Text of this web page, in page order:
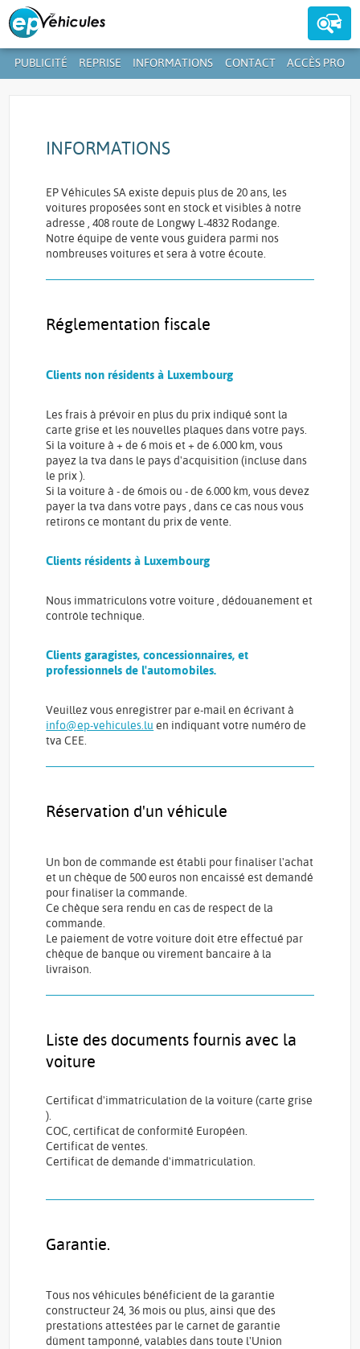
Contactez-nous au
PUBLICITÉ REPRISE INFORMATIONS CONTACT ACCÈS PRO
INFORMATIONS
EP Véhicules SA existe depuis plus de 20 ans, les
voitures proposées sont en stock et visibles à notre
adresse , 408 route de Longwy L-4832 Rodange.
Notre équipe de vente vous guidera parmi nos
nombreuses voitures et sera à votre écoute.
Réglementation fiscale
Clients non résidents à Luxembourg
Les frais à prévoir en plus du prix indiqué sont la
carte grise et les nouvelles plaques dans votre pays.
Si la voiture à + de 6 mois et + de 6.000 km, vous
payez la tva dans le pays d'acquisition (incluse dans
le prix ).
Si la voiture à - de 6mois ou - de 6.000 km, vous devez
payer la tva dans votre pays , dans ce cas nous vous
retirons ce montant du prix de vente.
Clients résidents à Luxembourg
Nous immatriculons votre voiture , dédouanement et
contrôle technique.
Clients garagistes, concessionnaires, et
professionnels de l'automobiles.
Veuillez vous enregistrer par e-mail en écrivant à
info@ep-vehicules.lu en indiquant votre numéro de
tva CEE.
Réservation d'un véhicule
Un bon de commande est établi pour finaliser l'achat
et un chèque de 500 euros non encaissé est demandé
pour finaliser la commande.
Ce chèque sera rendu en cas de respect de la
commande.
Le paiement de votre voiture doit être effectué par
chèque de banque ou virement bancaire à la
livraison.
Liste des documents fournis avec la
voiture
Certificat d'immatriculation de la voiture (carte grise
).
COC, certificat de conformité Européen.
Certificat de ventes.
Certificat de demande d'immatriculation.
Garantie.
Tous nos véhicules bénéficient de la garantie
constructeur 24, 36 mois ou plus, ainsi que des
prestations attestées par le carnet de garantie
dûment tamponné, valables dans toute l'Union